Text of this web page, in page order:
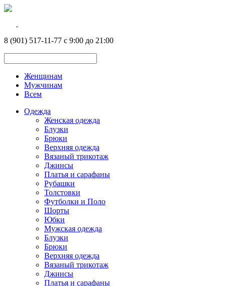
8 (901) 517-11-77 с 9:00 до 21:00
Женщинам
Мужчинам
Всем
Одежда
Женская одежда
Блузки
Брюки
Верхняя одежда
Вязаный трикотаж
Джинсы
Платья и сарафаны
Рубашки
Толстовки
Футболки и Поло
Шорты
Юбки
Мужская одежда
Блузки
Брюки
Верхняя одежда
Вязаный трикотаж
Джинсы
Платья и сарафаны